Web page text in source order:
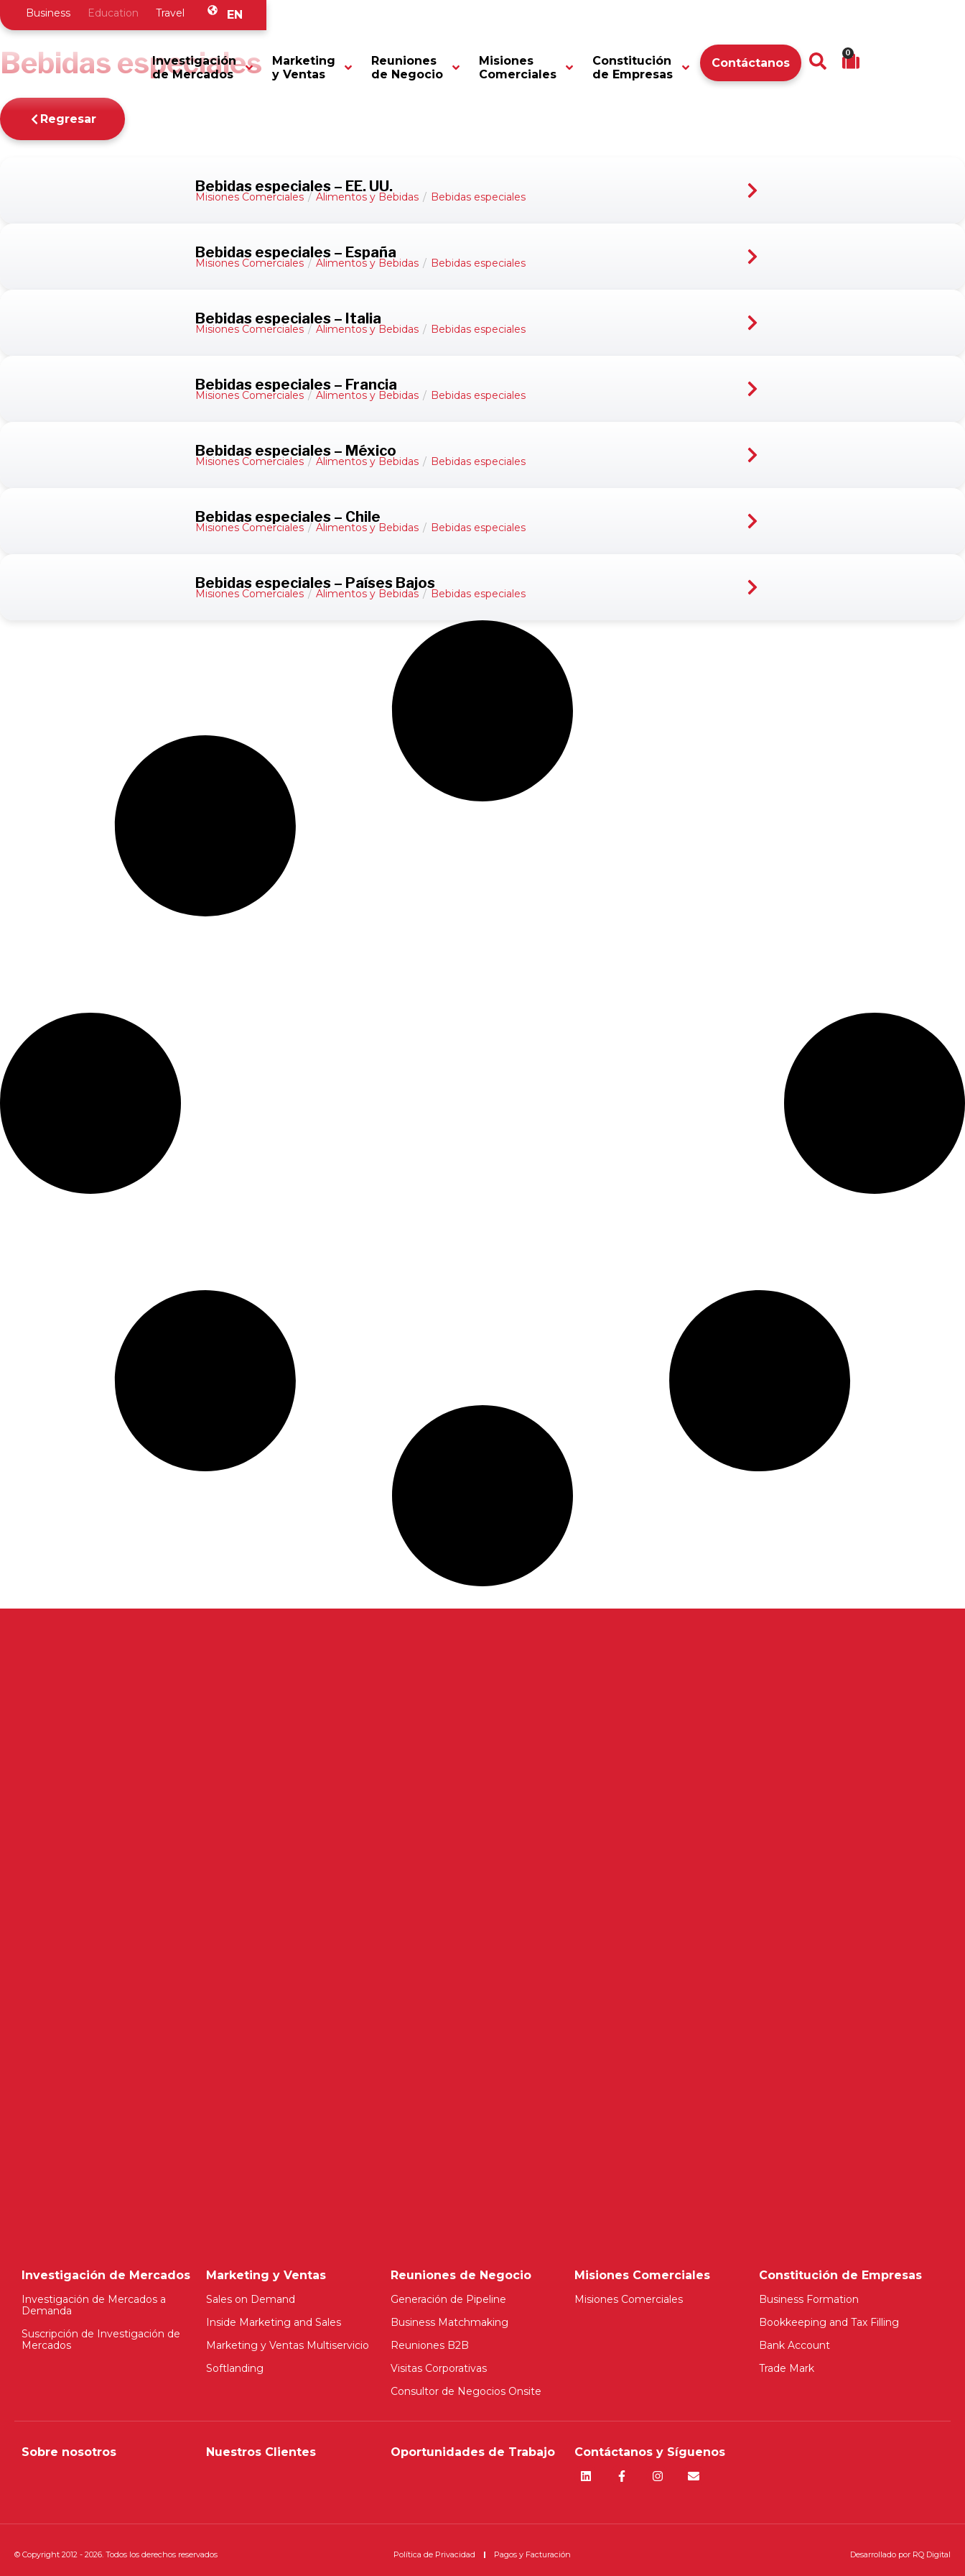
Business Education Travel EN
Investigación
de Mercados
Marketing
y Ventas
Reuniones
de Negocio
Misiones
Comerciales
Constitución
de Empresas
Contáctanos
0
Inicio
Bebidas especiales
Regresar
Bebidas especiales – EE. UU.
Misiones Comerciales / Alimentos y Bebidas / Bebidas especiales
Bebidas especiales – España
Misiones Comerciales / Alimentos y Bebidas / Bebidas especiales
Bebidas especiales – Italia
Misiones Comerciales / Alimentos y Bebidas / Bebidas especiales
Bebidas especiales – Francia
Misiones Comerciales / Alimentos y Bebidas / Bebidas especiales
Bebidas especiales – México
Misiones Comerciales / Alimentos y Bebidas / Bebidas especiales
Bebidas especiales – Chile
Misiones Comerciales / Alimentos y Bebidas / Bebidas especiales
Bebidas especiales – Países Bajos
Misiones Comerciales / Alimentos y Bebidas / Bebidas especiales
Investigación de Mercados
Investigación de Mercados a
Demanda
Suscripción de Investigación de
Mercados
Marketing y Ventas
Sales on Demand
Inside Marketing and Sales
Marketing y Ventas Multiservicio
Softlanding
Reuniones de Negocio
Generación de Pipeline
Business Matchmaking
Reuniones B2B
Visitas Corporativas
Consultor de Negocios Onsite
Misiones Comerciales
Misiones Comerciales
Constitución de Empresas
Business Formation
Bookkeeping and Tax Filling
Bank Account
Trade Mark
Sobre nosotros Nuestros Clientes Oportunidades de Trabajo Contáctanos y Síguenos
© Copyright 2012 - 2026. Todos los derechos reservados Política de Privacidad Pagos y Facturación Desarrollado por RQ Digital